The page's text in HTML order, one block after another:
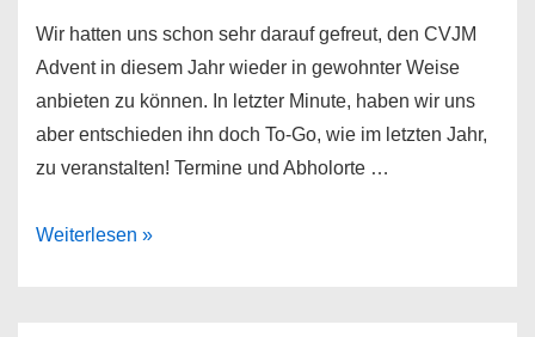
Wir hatten uns schon sehr darauf gefreut, den CVJM
Advent in diesem Jahr wieder in gewohnter Weise
anbieten zu können. In letzter Minute, haben wir uns
aber entschieden ihn doch To-Go, wie im letzten Jahr,
zu veranstalten! Termine und Abholorte …
CVJM
Weiterlesen »